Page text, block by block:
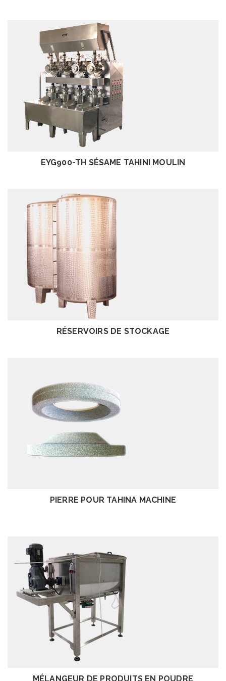
EXAMEN
EYG900-TH SÉSAME TAHINI MOULIN
EXAMEN
RÉSERVOIRS DE STOCKAGE
PIERRE POUR TAHINA MACHINE
MÉLANGEUR DE PRODUITS EN POUDRE